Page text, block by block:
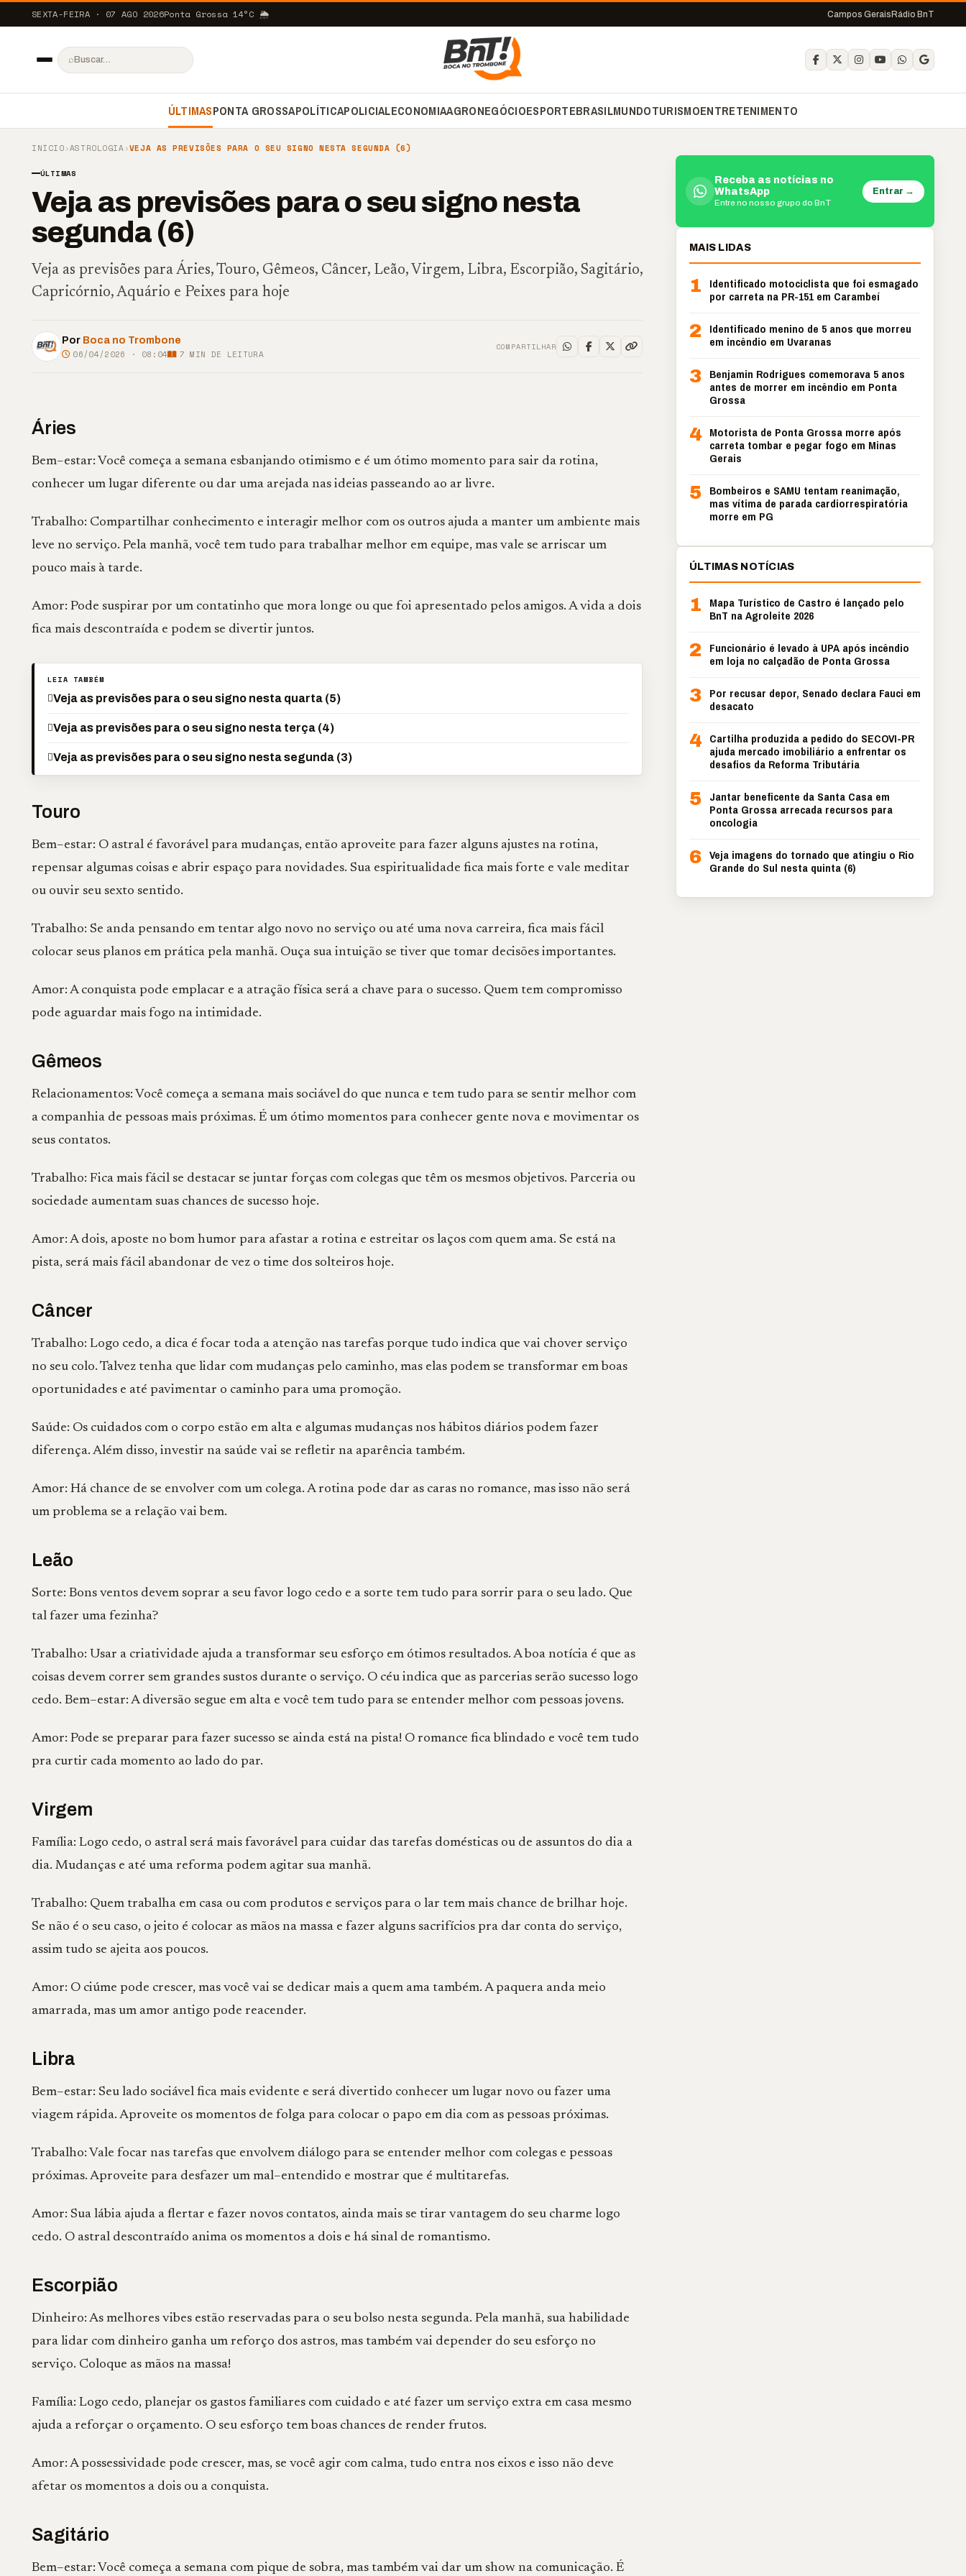
SEXTA-FEIRA · 07 AGO 2026Ponta Grossa 14°C 🌦️ Campos Gerais Rádio BnT
⌕
ÚLTIMASPONTA GROSSAPOLÍTICAPOLICIALECONOMIAAGRONEGÓCIOESPORTEBRASILMUNDOTURISMOENTRETENIMENTO
INÍCIO›ASTROLOGIA›VEJA AS PREVISÕES PARA O SEU SIGNO NESTA SEGUNDA (6)
ÚLTIMAS
Veja as previsões para o seu signo nesta
segunda (6)
Veja as previsões para Áries, Touro, Gêmeos, Câncer, Leão, Virgem, Libra, Escorpião, Sagitário,
Capricórnio, Aquário e Peixes para hoje
Por Boca no Trombone
06/04/2026 · 08:04 7 MIN DE LEITURA
COMPARTILHAR
Áries
Bem–estar: Você começa a semana esbanjando otimismo e é um ótimo momento para sair da rotina,
conhecer um lugar diferente ou dar uma arejada nas ideias passeando ao ar livre.
Trabalho: Compartilhar conhecimento e interagir melhor com os outros ajuda a manter um ambiente mais
leve no serviço. Pela manhã, você tem tudo para trabalhar melhor em equipe, mas vale se arriscar um
pouco mais à tarde.
Amor: Pode suspirar por um contatinho que mora longe ou que foi apresentado pelos amigos. A vida a dois
fica mais descontraída e podem se divertir juntos.
LEIA TAMBÉM
Veja as previsões para o seu signo nesta quarta (5)
Veja as previsões para o seu signo nesta terça (4)
Veja as previsões para o seu signo nesta segunda (3)
Touro
Bem–estar: O astral é favorável para mudanças, então aproveite para fazer alguns ajustes na rotina,
repensar algumas coisas e abrir espaço para novidades. Sua espiritualidade fica mais forte e vale meditar
ou ouvir seu sexto sentido.
Trabalho: Se anda pensando em tentar algo novo no serviço ou até uma nova carreira, fica mais fácil
colocar seus planos em prática pela manhã. Ouça sua intuição se tiver que tomar decisões importantes.
Amor: A conquista pode emplacar e a atração física será a chave para o sucesso. Quem tem compromisso
pode aguardar mais fogo na intimidade.
Gêmeos
Relacionamentos: Você começa a semana mais sociável do que nunca e tem tudo para se sentir melhor com
a companhia de pessoas mais próximas. É um ótimo momentos para conhecer gente nova e movimentar os
seus contatos.
Trabalho: Fica mais fácil se destacar se juntar forças com colegas que têm os mesmos objetivos. Parceria ou
sociedade aumentam suas chances de sucesso hoje.
Amor: A dois, aposte no bom humor para afastar a rotina e estreitar os laços com quem ama. Se está na
pista, será mais fácil abandonar de vez o time dos solteiros hoje.
Câncer
Trabalho: Logo cedo, a dica é focar toda a atenção nas tarefas porque tudo indica que vai chover serviço
no seu colo. Talvez tenha que lidar com mudanças pelo caminho, mas elas podem se transformar em boas
oportunidades e até pavimentar o caminho para uma promoção.
Saúde: Os cuidados com o corpo estão em alta e algumas mudanças nos hábitos diários podem fazer
diferença. Além disso, investir na saúde vai se refletir na aparência também.
Amor: Há chance de se envolver com um colega. A rotina pode dar as caras no romance, mas isso não será
um problema se a relação vai bem.
Leão
Sorte: Bons ventos devem soprar a seu favor logo cedo e a sorte tem tudo para sorrir para o seu lado. Que
tal fazer uma fezinha?
Trabalho: Usar a criatividade ajuda a transformar seu esforço em ótimos resultados. A boa notícia é que as
coisas devem correr sem grandes sustos durante o serviço. O céu indica que as parcerias serão sucesso logo
cedo. Bem–estar: A diversão segue em alta e você tem tudo para se entender melhor com pessoas jovens.
Amor: Pode se preparar para fazer sucesso se ainda está na pista! O romance fica blindado e você tem tudo
pra curtir cada momento ao lado do par.
Virgem
Família: Logo cedo, o astral será mais favorável para cuidar das tarefas domésticas ou de assuntos do dia a
dia. Mudanças e até uma reforma podem agitar sua manhã.
Trabalho: Quem trabalha em casa ou com produtos e serviços para o lar tem mais chance de brilhar hoje.
Se não é o seu caso, o jeito é colocar as mãos na massa e fazer alguns sacrifícios pra dar conta do serviço,
assim tudo se ajeita aos poucos.
Amor: O ciúme pode crescer, mas você vai se dedicar mais a quem ama também. A paquera anda meio
amarrada, mas um amor antigo pode reacender.
Libra
Bem–estar: Seu lado sociável fica mais evidente e será divertido conhecer um lugar novo ou fazer uma
viagem rápida. Aproveite os momentos de folga para colocar o papo em dia com as pessoas próximas.
Trabalho: Vale focar nas tarefas que envolvem diálogo para se entender melhor com colegas e pessoas
próximas. Aproveite para desfazer um mal–entendido e mostrar que é multitarefas.
Amor: Sua lábia ajuda a flertar e fazer novos contatos, ainda mais se tirar vantagem do seu charme logo
cedo. O astral descontraído anima os momentos a dois e há sinal de romantismo.
Escorpião
Dinheiro: As melhores vibes estão reservadas para o seu bolso nesta segunda. Pela manhã, sua habilidade
para lidar com dinheiro ganha um reforço dos astros, mas também vai depender do seu esforço no
serviço. Coloque as mãos na massa!
Família: Logo cedo, planejar os gastos familiares com cuidado e até fazer um serviço extra em casa mesmo
ajuda a reforçar o orçamento. O seu esforço tem boas chances de render frutos.
Amor: A possessividade pode crescer, mas, se você agir com calma, tudo entra nos eixos e isso não deve
afetar os momentos a dois ou a conquista.
Sagitário
Bem–estar: Você começa a semana com pique de sobra, mas também vai dar um show na comunicação. É
Receba as notícias no
WhatsApp
Entre no nosso grupo do BnT
Entrar →
MAIS LIDAS
1
Identificado motociclista que foi esmagado
por carreta na PR-151 em Carambeí
2
Identificado menino de 5 anos que morreu
em incêndio em Uvaranas
3 Benjamin Rodrigues comemorava 5 anos
antes de morrer em incêndio em Ponta
Grossa
4 Motorista de Ponta Grossa morre após
carreta tombar e pegar fogo em Minas
Gerais
5 Bombeiros e SAMU tentam reanimação,
mas vítima de parada cardiorrespiratória
morre em PG
ÚLTIMAS NOTÍCIAS
1
Mapa Turístico de Castro é lançado pelo
BnT na Agroleite 2026
2
Funcionário é levado à UPA após incêndio
em loja no calçadão de Ponta Grossa
3 Por recusar depor, Senado declara Fauci em
desacato
4 Cartilha produzida a pedido do SECOVI-PR
ajuda mercado imobiliário a enfrentar os
desafios da Reforma Tributária
5 Jantar beneficente da Santa Casa em
Ponta Grossa arrecada recursos para
oncologia
6 Veja imagens do tornado que atingiu o Rio
Grande do Sul nesta quinta (6)